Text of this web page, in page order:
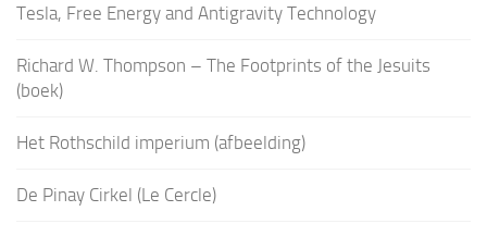
Tesla, Free Energy and Antigravity Technology
Richard W. Thompson – The Footprints of the Jesuits
(boek)
Het Rothschild imperium (afbeelding)
De Pinay Cirkel (Le Cercle)